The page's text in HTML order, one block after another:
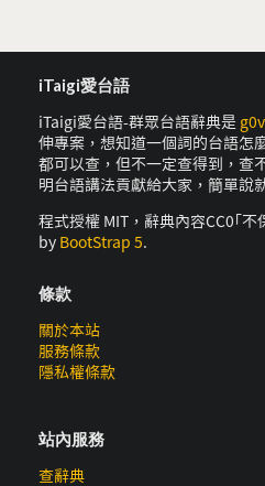
iTaigi愛台語
iTaigi愛台語-群眾台語辭典是
伸專案，想知道一個詞的台語怎
都可以查，但不一定查得到，查
明台語講法貢獻給大家，簡單說
程式授權 MIT，辭典內容CC0｢
by BootStrap 5.
條款
關於本站
服務條款
隱私權條款
站內服務
查辭典